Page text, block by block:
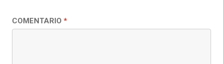
COMENTARIO *